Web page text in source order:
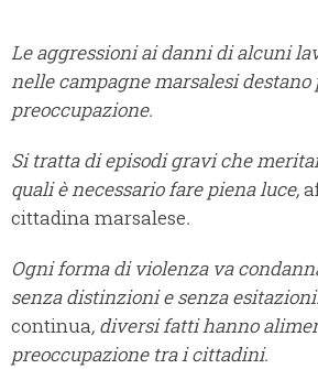
Le aggressioni ai danni di alcuni
nelle campagne marsalesi destano
preoccupazione.
Si tratta di episodi gravi che
quali è necessario fare piena luce,
cittadina marsalese.
Ogni forma di violenza va
senza distinzioni e senza
continua, diversi fatti hanno
preoccupazione tra i cittadini.